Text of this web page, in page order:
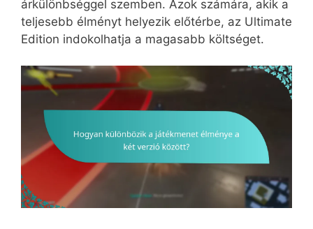
árkülönbséggel szemben. Azok számára, akik a
teljesebb élményt helyezik előtérbe, az Ultimate
Edition indokolhatja a magasabb költséget.